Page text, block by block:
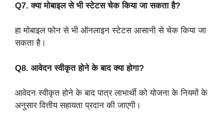
Q7. क्या मोबाइल से भी स्टेटस चेक किया जा सकता है?
हा मोबाइल फोन से भी ऑनलाइन स्टेटस आसानी से चेक किया जा
सकता है।
Q8. आवेदन स्वीकृत होने के बाद क्या होगा?
आवेदन स्वीकृत होने के बाद पात्र लाभार्थी को योजना के नियमों के
अनुसार वित्तीय सहायता प्रदान की जाएगी।